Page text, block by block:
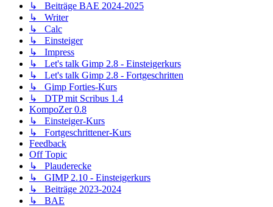
↳ Beiträge BAE 2024-2025
↳ Writer
↳ Calc
↳ Einsteiger
↳ Impress
↳ Let's talk Gimp 2.8 - Einsteigerkurs
↳ Let's talk Gimp 2.8 - Fortgeschritten
↳ Gimp Forties-Kurs
↳ DTP mit Scribus 1.4
KompoZer 0.8
↳ Einsteiger-Kurs
↳ Fortgeschrittener-Kurs
Feedback
Off Topic
↳ Plauderecke
↳ GIMP 2.10 - Einsteigerkurs
↳ Beiträge 2023-2024
↳ BAE